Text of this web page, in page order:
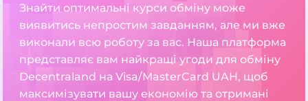
Знайти оптимальні курси обміну може
виявитись непростим завданням, але ми вже
виконали всю роботу за вас. Наша платформа
представляє вам найкращі угоди для обміну
Decentraland на Visa/MasterCard UAH, щоб
максимізувати вашу економію та отримані